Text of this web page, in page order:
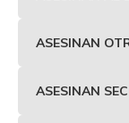
ASESINAN
ASESINAN